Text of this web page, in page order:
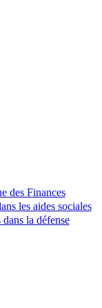
des Finances
les aides sociales
dans la défense